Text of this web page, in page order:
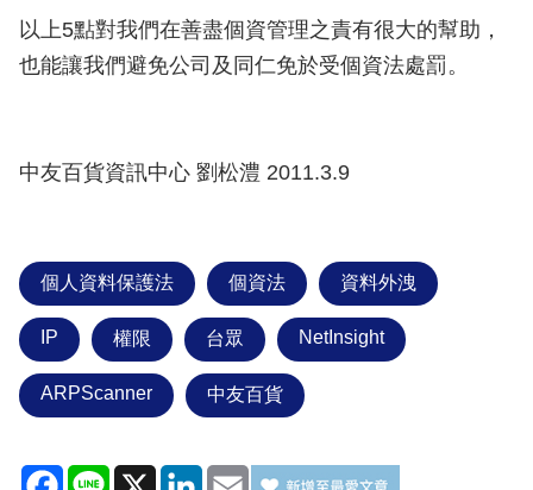
以上5點對我們在善盡個資管理之責有很大的幫助，
也能讓我們避免公司及同仁免於受個資法處罰。
中友百貨資訊中心 劉松澧 2011.3.9
個人資料保護法 個資法 資料外洩
IP 權限 台眾 NetInsight
ARPScanner 中友百貨
Facebook
Line X LinkedIn
Email